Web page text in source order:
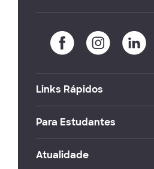
Links Rápidos
Para Estudantes
Atualidade